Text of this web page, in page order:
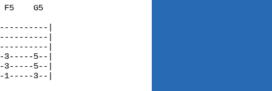
F5    G5
|
|
|
3-----5--|
5--|
3--|